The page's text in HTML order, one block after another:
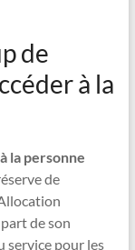
de
à la
la personne
de
de son
service pour les